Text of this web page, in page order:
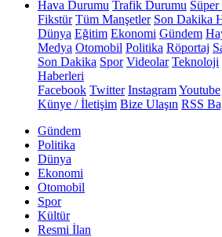
Hava Durumu Trafik Durumu
Fikstür Tüm Manşetler Son Dakika
Dünya Eğitim Ekonomi Gündem
Medya Otomobil Politika Röportaj
Son Dakika Spor Videolar Teknoloji
Haberleri
Facebook Twitter InstagramYoutube
Künye / İletişim Bize Ulaşın RSS
Gündem
Politika
Dünya
Ekonomi
Otomobil
Spor
Kültür
Resmi İlan